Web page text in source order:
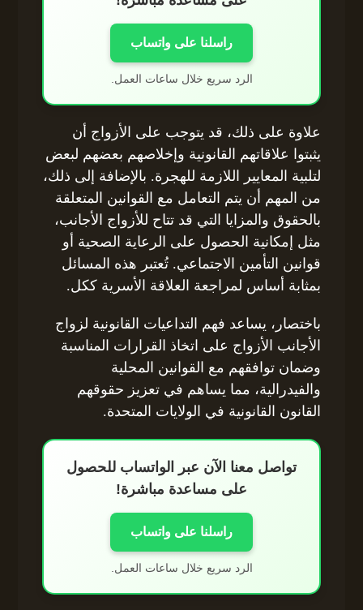
راسلنا على واتساب
الرد سريع خلال ساعات العمل.
علاوة على ذلك، قد يتوجب على الأزواج أن
يثبتوا علاقاتهم القانونية وإخلاصهم بعضهم لبعض
لتلبية المعايير اللازمة للهجرة. بالإضافة إلى ذلك،
من المهم أن يتم التعامل مع القوانين المتعلقة
بالحقوق والمزايا التي قد تتاح للأزواج الأجانب،
مثل إمكانية الحصول على الرعاية الصحية أو
قوانين التأمين الاجتماعي. تُعتبر هذه المسائل
بمثابة أساس لمراجعة العلاقة الأسرية ككل.
باختصار، يساعد فهم التداعيات القانونية لزواج
الأجانب الأزواج على اتخاذ القرارات المناسبة
وضمان توافقهم مع القوانين المحلية
والفيدرالية، مما يساهم في تعزيز حقوقهم
القانون القانونية في الولايات المتحدة.
تواصل معنا الآن عبر الواتساب للحصول
على مساعدة مباشرة!
راسلنا على واتساب
الرد سريع خلال ساعات العمل.